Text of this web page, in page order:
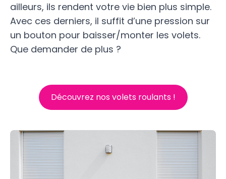
ailleurs, ils rendent votre vie bien plus simple.
Avec ces derniers, il suffit d’une pression sur
un bouton pour baisser/monter les volets.
Que demander de plus ?
Découvrez nos volets roulants !